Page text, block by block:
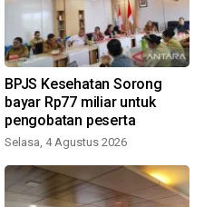
BPJS Kesehatan Sorong
bayar Rp77 miliar untuk
pengobatan peserta
Selasa, 4 Agustus 2026